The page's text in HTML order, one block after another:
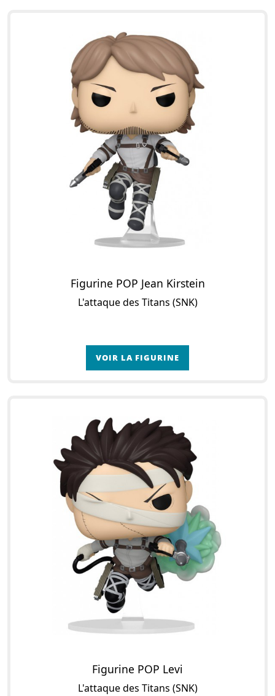
Figurine POP Jean Kirstein
L'attaque des Titans (SNK)
VOIR LA FIGURINE
Figurine POP Levi
L'attaque des Titans (SNK)